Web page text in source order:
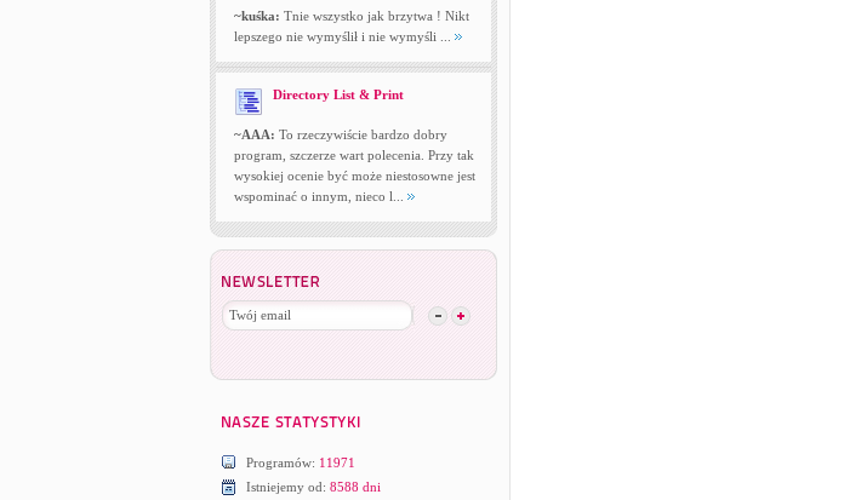
~kuśka: Tnie wszystko jak brzytwa ! Nikt
lepszego nie wymyślił i nie wymyśli ...
Directory List & Print
~AAA: To rzeczywiście bardzo dobry
program, szczerze wart polecenia. Przy tak
wysokiej ocenie być może niestosowne jest
wspominać o innym, nieco l...
Programów: 11971
Istniejemy od: 8588 dni